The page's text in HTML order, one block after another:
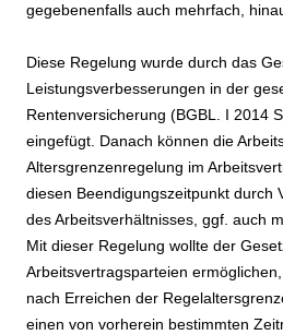
gegebenenfalls auch mehrfach,
Diese Regelung wurde durch das
Leistungsverbesserungen in der
Rentenversicherung (BGBL. I 2014
eingefügt. Danach können die
Altersgrenzenregelung im
diesen Beendigungszeitpunkt durch
des Arbeitsverhältnisses, ggf. auch
Mit dieser Regelung wollte der
Arbeitsvertragsparteien
nach Erreichen der
einen von vorherein bestimmten